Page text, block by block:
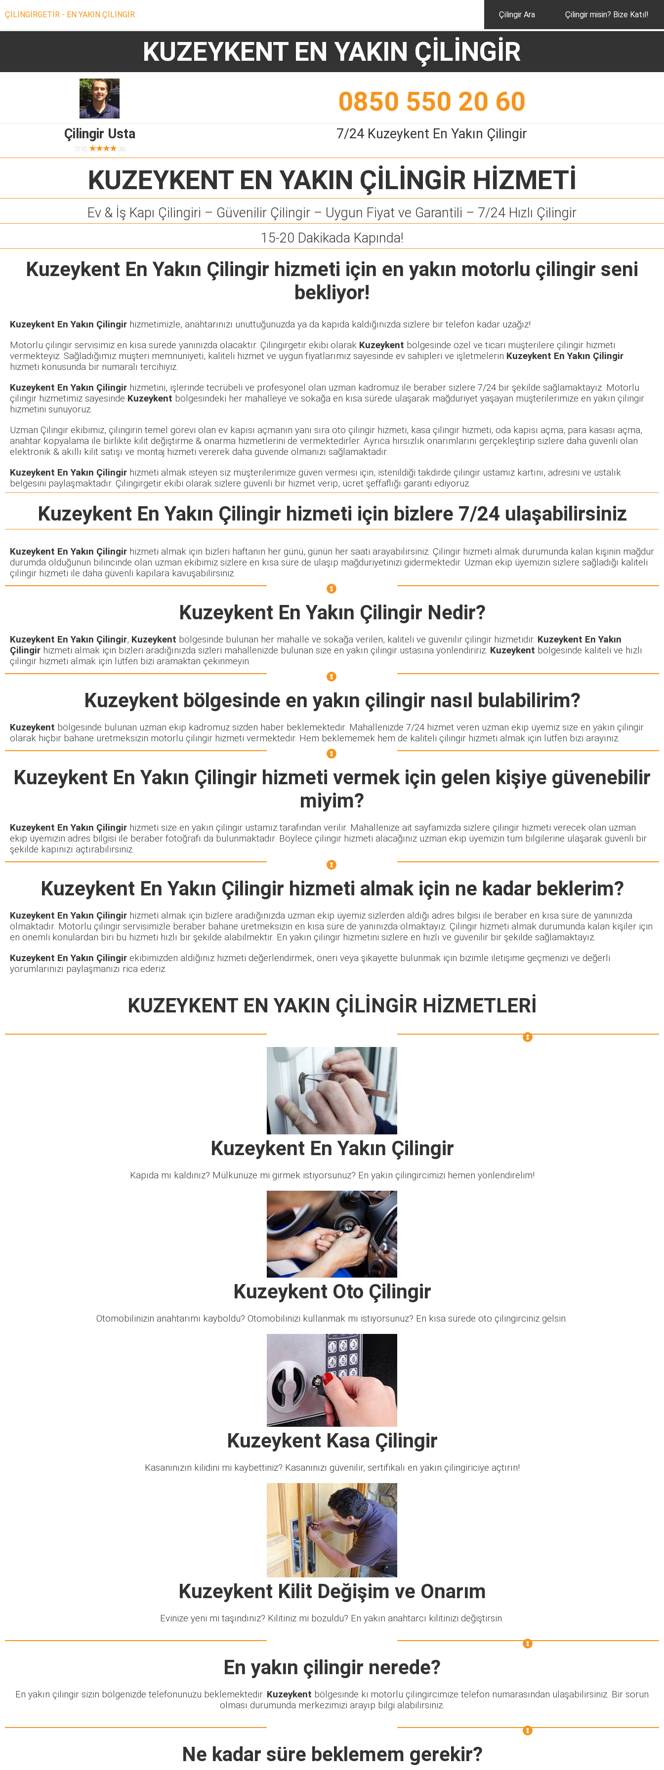
ÇİLİNGİRGETİR - EN YAKIN ÇİLİNGİR Çilingir Ara Çilingir misin? Bize Katıl!
KUZEYKENT EN YAKIN ÇİLİNGİR
0850 550 20 60
Çilingir Usta
7/10 ★★★★ 30
7/24 Kuzeykent En Yakın Çilingir
KUZEYKENT EN YAKIN ÇİLİNGİR HİZMETİ
Ev & İş Kapı Çilingiri – Güvenilir Çilingir – Uygun Fiyat ve Garantili – 7/24 Hızlı Çilingir
15-20 Dakikada Kapında!
Kuzeykent En Yakın Çilingir hizmeti için en yakın motorlu çilingir seni
bekliyor!
Kuzeykent En Yakın Çilingir hizmetimizle, anahtarınızı unuttuğunuzda ya da kapıda kaldığınızda sizlere bir telefon kadar uzağız!
Motorlu çilingir servisimiz en kısa sürede yanınızda olacaktır. Çilingirgetir ekibi olarak Kuzeykent bölgesinde özel ve ticari müşterilere çilingir hizmeti
vermekteyiz. Sağladığımız müşteri memnuniyeti, kaliteli hizmet ve uygun fiyatlarımız sayesinde ev sahipleri ve işletmelerin Kuzeykent En Yakın Çilingir
hizmeti konusunda bir numaralı tercihiyiz.
Kuzeykent En Yakın Çilingir hizmetini, işlerinde tecrübeli ve profesyonel olan uzman kadromuz ile beraber sizlere 7/24 bir şekilde sağlamaktayız. Motorlu
çilingir hizmetimiz sayesinde Kuzeykent bölgesindeki her mahalleye ve sokağa en kısa sürede ulaşarak mağduriyet yaşayan müşterilerimize en yakın çilingir
hizmetini sunuyoruz.
Uzman Çilingir ekibimiz, çilingirin temel görevi olan ev kapısı açmanın yanı sıra oto çilingir hizmeti, kasa çilingir hizmeti, oda kapısı açma, para kasası açma,
anahtar kopyalama ile birlikte kilit değiştirme & onarma hizmetlerini de vermektedirler. Ayrıca hırsızlık onarımlarını gerçekleştirip sizlere daha güvenli olan
elektronik & akıllı kilit satışı ve montaj hizmeti vererek daha güvende olmanızı sağlamaktadır.
Kuzeykent En Yakın Çilingir hizmeti almak isteyen siz müşterilerimize güven vermesi için, istenildiği takdirde çilingir ustamız kartını, adresini ve ustalık
belgesini paylaşmaktadır. Çilingirgetir ekibi olarak sizlere güvenli bir hizmet verip, ücret şeffaflığı garanti ediyoruz.
Kuzeykent En Yakın Çilingir hizmeti için bizlere 7/24 ulaşabilirsiniz
Kuzeykent En Yakın Çilingir hizmeti almak için bizleri haftanın her günü, günün her saati arayabilirsiniz. Çilingir hizmeti almak durumunda kalan kişinin mağdur
durumda olduğunun bilincinde olan uzman ekibimiz sizlere en kısa süre de ulaşıp mağduriyetinizi gidermektedir. Uzman ekip üyemizin sizlere sağladığı kaliteli
çilingir hizmeti ile daha güvenli kapılara kavuşabilirsiniz.
Kuzeykent En Yakın Çilingir Nedir?
Kuzeykent En Yakın Çilingir, Kuzeykent bölgesinde bulunan her mahalle ve sokağa verilen, kaliteli ve güvenilir çilingir hizmetidir. Kuzeykent En Yakın
Çilingir hizmeti almak için bizleri aradığınızda sizleri mahallenizde bulunan size en yakın çilingir ustasına yönlendiririz. Kuzeykent bölgesinde kaliteli ve hızlı
çilingir hizmeti almak için lütfen bizi aramaktan çekinmeyin.
Kuzeykent bölgesinde en yakın çilingir nasıl bulabilirim?
Kuzeykent bölgesinde bulunan uzman ekip kadromuz sizden haber beklemektedir. Mahallenizde 7/24 hizmet veren uzman ekip üyemiz size en yakın çilingir
olarak hiçbir bahane üretmeksizin motorlu çilingir hizmeti vermektedir. Hem beklememek hem de kaliteli çilingir hizmeti almak için lütfen bizi arayınız.
Kuzeykent En Yakın Çilingir hizmeti vermek için gelen kişiye güvenebilir
miyim?
Kuzeykent En Yakın Çilingir hizmeti size en yakın çilingir ustamız tarafından verilir. Mahallenize ait sayfamızda sizlere çilingir hizmeti verecek olan uzman
ekip üyemizin adres bilgisi ile beraber fotoğrafı da bulunmaktadır. Böylece çilingir hizmeti alacağınız uzman ekip üyemizin tüm bilgilerine ulaşarak güvenli bir
şekilde kapınızı açtırabilirsiniz.
Kuzeykent En Yakın Çilingir hizmeti almak için ne kadar beklerim?
Kuzeykent En Yakın Çilingir hizmeti almak için bizlere aradığınızda uzman ekip üyemiz sizlerden aldığı adres bilgisi ile beraber en kısa süre de yanınızda
olmaktadır. Motorlu çilingir servisimizle beraber bahane üretmeksizin en kısa süre de yanınızda olmaktayız. Çilingir hizmeti almak durumunda kalan kişiler için
en önemli konulardan biri bu hizmeti hızlı bir şekilde alabilmektir. En yakın çilingir hizmetini sizlere en hızlı ve güvenilir bir şekilde sağlamaktayız.
Kuzeykent En Yakın Çilingir ekibimizden aldığınız hizmeti değerlendirmek, öneri veya şikayette bulunmak için bizimle iletişime geçmenizi ve değerli
yorumlarınızı paylaşmanızı rica ederiz.
KUZEYKENT EN YAKIN ÇİLİNGİR HİZMETLERİ
Kuzeykent En Yakın Çilingir
Kapıda mı kaldınız? Mülkünüze mi girmek istiyorsunuz? En yakın çilingircimizi hemen yönlendirelim!
Kuzeykent Oto Çilingir
Otomobilinizin anahtarımı kayboldu? Otomobilinizi kullanmak mı istiyorsunuz? En kısa sürede oto çilingirciniz gelsin.
Kuzeykent Kasa Çilingir
Kasanınızın kilidini mi kaybettiniz? Kasanınızı güvenilir, sertifikalı en yakın çilingiriciye açtırın!
Kuzeykent Kilit Değişim ve Onarım
Evinize yeni mi taşındınız? Kilitiniz mi bozuldu? En yakın anahtarcı kilitinizi değiştirsin.
En yakın çilingir nerede?
En yakın çilingir sizin bölgenizde telefonunuzu beklemektedir. Kuzeykent bölgesinde ki motorlu çilingircimize telefon numarasından ulaşabilirsiniz. Bir sorun
olması durumunda merkezimizi arayıp bilgi alabilirsiniz.
Ne kadar süre beklemem gerekir?